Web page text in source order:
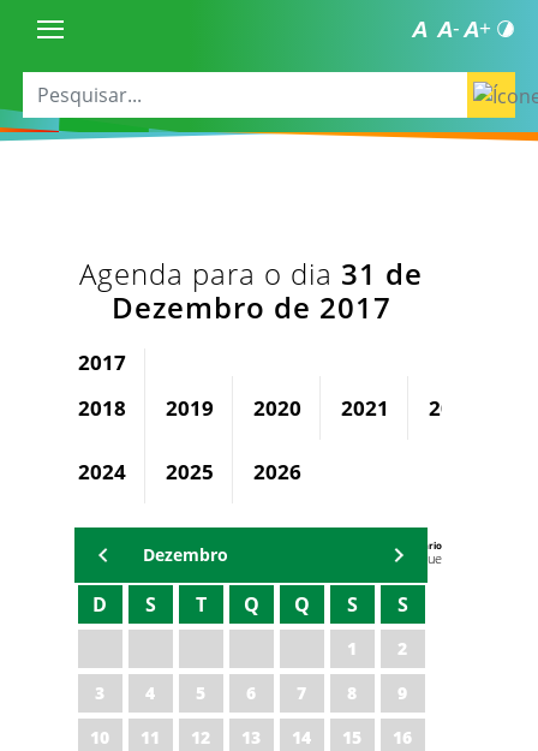
Agenda para o dia 31 de
Dezembro de 2017
2017
2018
2019 2020 2021 2022
2024 2025 2026
Agenda do Secretário
Zezinho Albuquerque
Dezembro
D S T Q Q S S
1
2
3
4 5 6 7 8
9
10
11 12 13 14 15
16